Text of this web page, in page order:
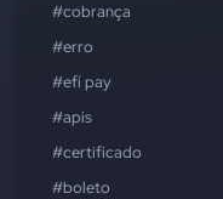
#cobrança
#erro
#efí pay
#apis
#certificado
#boleto